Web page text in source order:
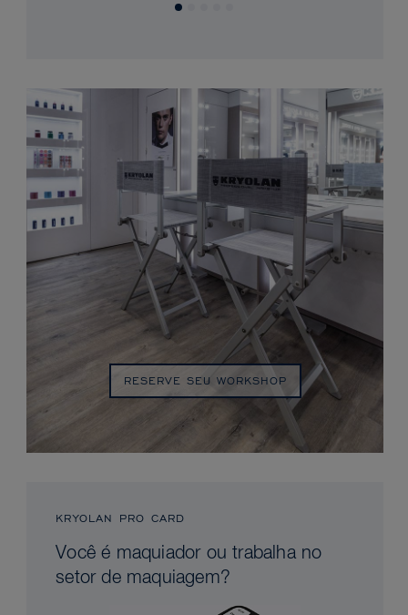
RESERVE SEU WORKSHOP
KRYOLAN PRO CARD
Você é maquiador ou trabalha no
setor de maquiagem?